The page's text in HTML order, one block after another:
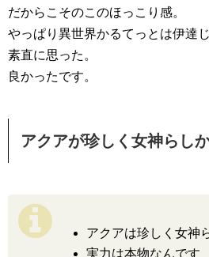
だからこそのこのほっこり感。
やっぱり異世界かるてっとは伊達
素直に思った。
良かったです。
アクアが珍しく女神らし
アクアは珍しく女神
実力は本物なんです